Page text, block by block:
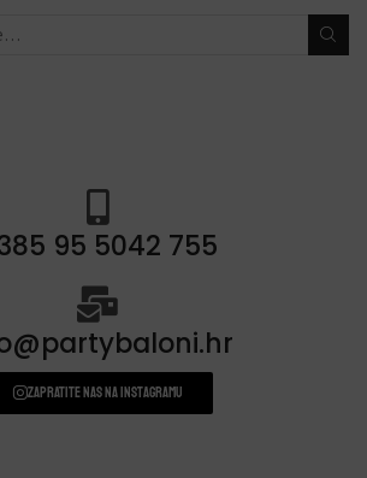
95 5042 755
Zapratite nas na instagramu